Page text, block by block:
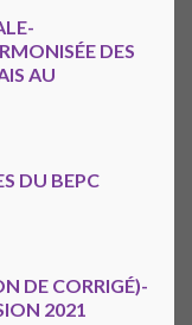
DES
AU
DU BEPC
DE CORRIGÉ)-
2021